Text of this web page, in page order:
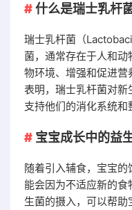
什么是瑞士乳杆
瑞士乳杆菌（
菌，通常存在于人和
物环境、增强和促进
表明，瑞士乳杆菌对
支持他们的消化系统和
宝宝成长中的益
随着引入辅食，宝宝
能会因为不适应新的
生菌的摄入，可以帮